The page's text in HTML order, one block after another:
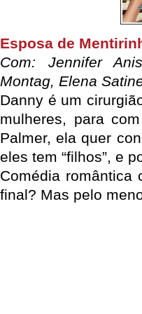
Esposa de
Com: Jennifer
Montag, Elena
Danny é um
mulheres, para
Palmer, ela quer
eles tem “filhos”, e
Comédia romântica
final? Mas pelo